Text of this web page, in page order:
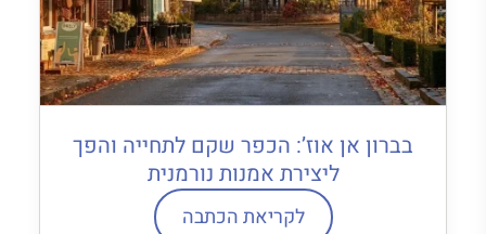
בברון אן אוז’: הכפר שקם לתחייה והפך
ליצירת אמנות נורמנית
לקריאת הכתבה